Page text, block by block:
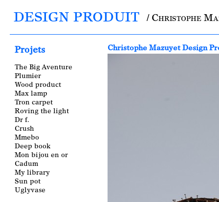
DESIGN PRODUIT / Christophe
Christophe Mazuyet Design
Projets
The Big Aventure
Plumier
Wood product
Max lamp
Tron carpet
Roving the light
Dr f.
Crush
Mmebo
Deep book
Mon bijou en or
Cadum
My library
Sun pot
Uglyvase